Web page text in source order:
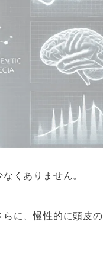
くありません。
に、慢性的に頭皮の